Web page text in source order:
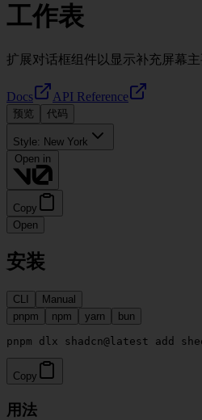
工作表
扩展对话框组件以显示补充屏幕主
Docs API Reference
预览 代码
Style: New York
Copy
Open
安装
CLI
Manual
pnpm
npm yarn bun
Copy
用法